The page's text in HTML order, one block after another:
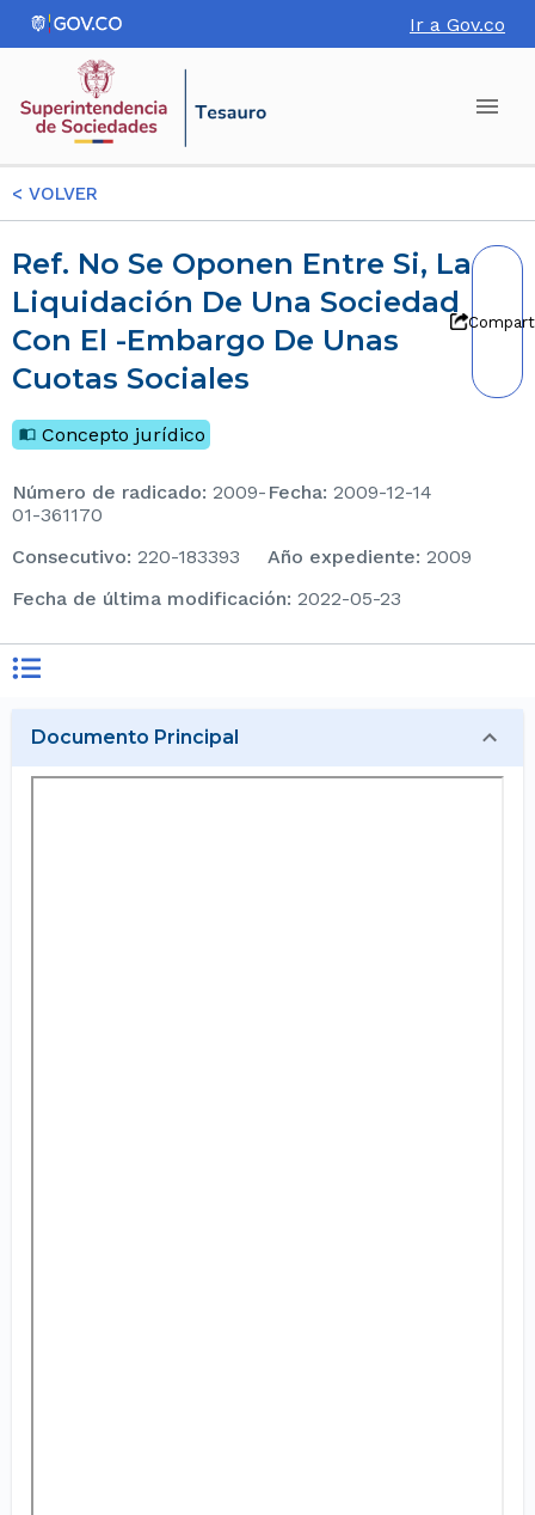
Ir a Gov.co
< VOLVER
Ref. No Se Oponen Entre Si, La
Liquidación De Una Sociedad
Con El -Embargo De Unas
Cuotas Sociales
Concepto jurídico
Número de radicado: 2009-
01-361170
Fecha: 2009-12-14
consecutivo: 220-183393 Año expediente: 2009
Fecha de última modificación: 2022-05-23
Documento Principal